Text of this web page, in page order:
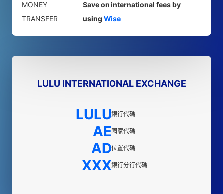
MONEY
TRANSFER
Save on international fees by
using Wise
LULU INTERNATIONAL EXCHANGE
LULU銀行代碼
AE國家代碼
AD位置代碼
XXX銀行分行代碼